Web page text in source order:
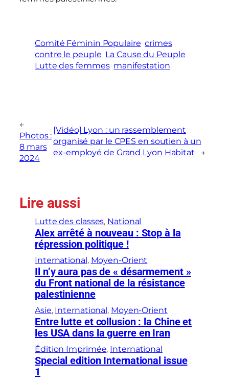
Comité Féminin Populaire crimes
contre le peuple La Cause du Peuple
Lutte des femmes manifestation
←
Photos :
8 mars
2024
[Vidéo] Lyon : un rassemblement
organisé par le CPES en soutien à un
ex-employé de Grand Lyon Habitat
→
Lire aussi
Lutte des classes, National
Alex arrêté à nouveau : Stop à la
répression politique !
International , Moyen-Orient
Il n’y aura pas de « désarmement »
du Front national de la résistance
palestinienne
Asie, International , Moyen-Orient
Entre lutte et collusion : la Chine et
les USA dans la guerre en Iran
Édition Imprimée, International
Special edition International issue
1